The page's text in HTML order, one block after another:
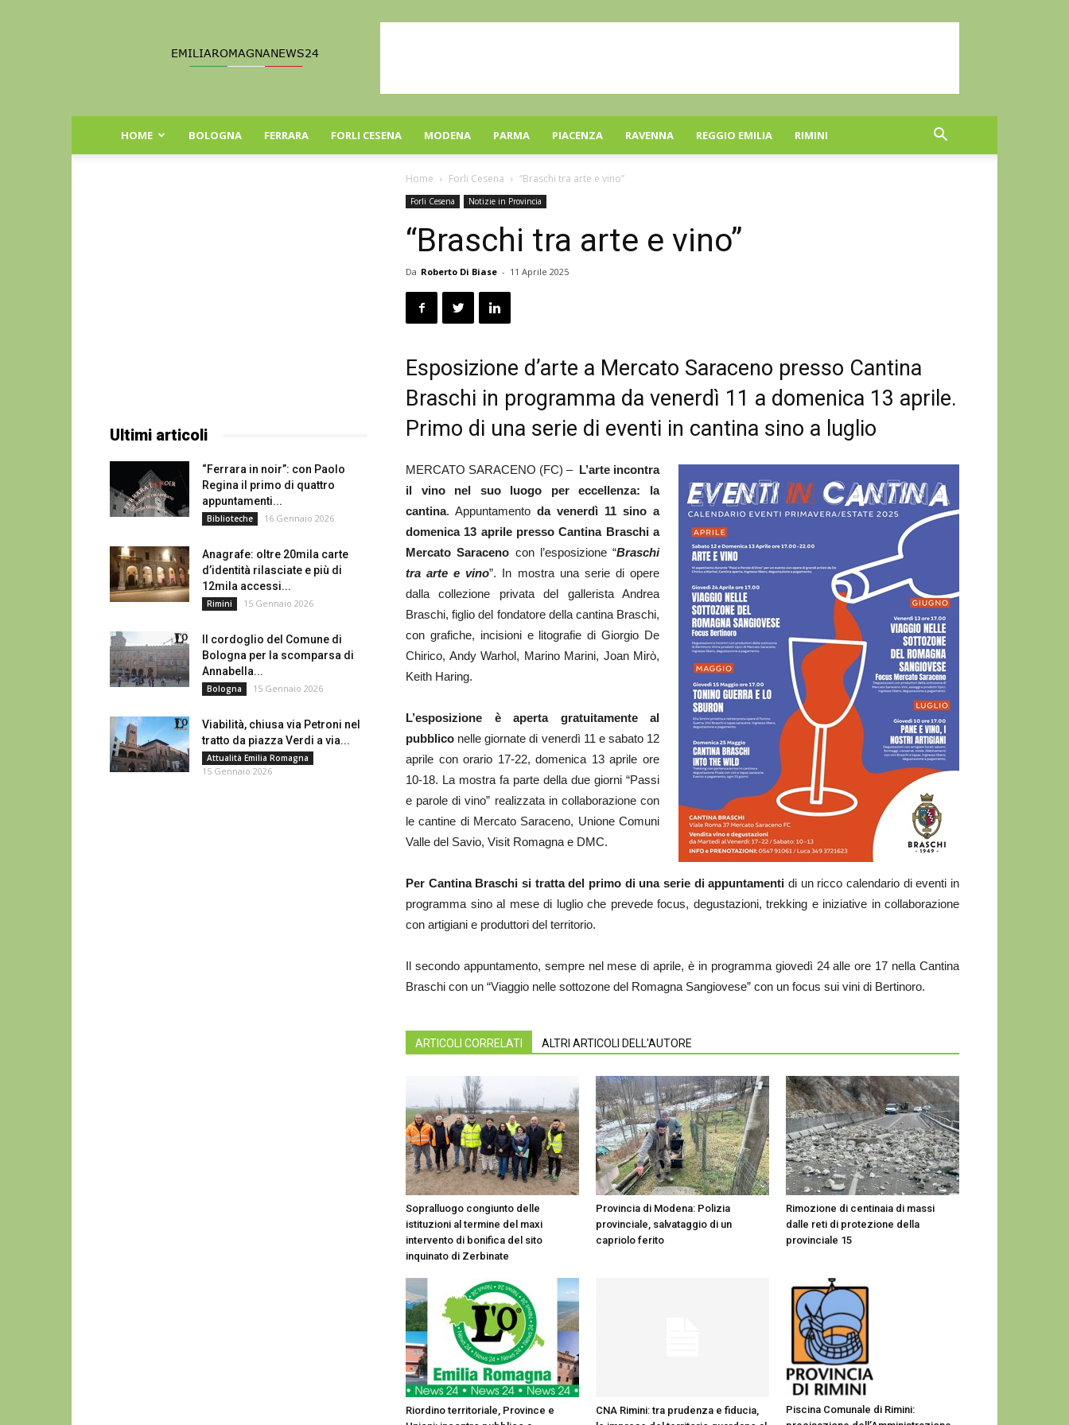
Romagna
HOME BOLOGNA FERRARA FORLI CESENA MODENA PARMA PIACENZA RAVENNA REGGIO EMILIA RIMINI
Home Forli Cesena “Braschi tra arte e vino”
Forli Cesena Notizie in Provincia
“Braschi tra arte e vino”
Da Roberto Di Biase - 11 Aprile 2025
Esposizione d’arte a Mercato Saraceno presso Cantina
Braschi in programma da venerdì 11 a domenica 13 aprile.
Primo di una serie di eventi in cantina sino a luglio
MERCATO SARACENO (FC) – L’arte incontra
il vino nel suo luogo per eccellenza: la
cantina. Appuntamento da venerdì 11 sino a
domenica 13 aprile presso Cantina Braschi a
Mercato Saraceno con l’esposizione “Braschi
tra arte e vino”. In mostra una serie di opere
dalla collezione privata del gallerista Andrea
Braschi, figlio del fondatore della cantina Braschi,
con grafiche, incisioni e litografie di Giorgio De
Chirico, Andy Warhol, Marino Marini, Joan Mirò,
Keith Haring.
L’esposizione è aperta gratuitamente al
pubblico nelle giornate di venerdì 11 e sabato 12
aprile con orario 17-22, domenica 13 aprile ore
10-18. La mostra fa parte della due giorni “Passi
e parole di vino” realizzata in collaborazione con
le cantine di Mercato Saraceno, Unione Comuni
Valle del Savio, Visit Romagna e DMC.
Per Cantina Braschi si tratta del primo di una serie di appuntamenti di un ricco calendario di eventi in
programma sino al mese di luglio che prevede focus, degustazioni, trekking e iniziative in collaborazione
con artigiani e produttori del territorio.
Il secondo appuntamento, sempre nel mese di aprile, è in programma giovedì 24 alle ore 17 nella Cantina
Braschi con un “Viaggio nelle sottozone del Romagna Sangiovese” con un focus sui vini di Bertinoro.
ARTICOLI CORRELATI ALTRI ARTICOLI DELL'AUTORE
Sopralluogo congiunto delle
istituzioni al termine del maxi
intervento di bonifica del sito
inquinato di Zerbinate
Provincia di Modena: Polizia
provinciale, salvataggio di un
capriolo ferito
Rimozione di centinaia di massi
dalle reti di protezione della
provinciale 15
Riordino territoriale, Province e
CNA Rimini: tra prudenza e fiducia,
Piscina Comunale di Rimini:
Ultimi articoli
“Ferrara in noir”: con Paolo
Regina il primo di quattro
appuntamenti...
Biblioteche 16 Gennaio 2026
Anagrafe: oltre 20mila carte
d’identità rilasciate e più di
12mila accessi...
Rimini 15 Gennaio 2026
Il cordoglio del Comune di
Bologna per la scomparsa di
Annabella...
Bologna 15 Gennaio 2026
Viabilità, chiusa via Petroni nel
tratto da piazza Verdi a via...
Attualità Emilia Romagna
15 Gennaio 2026